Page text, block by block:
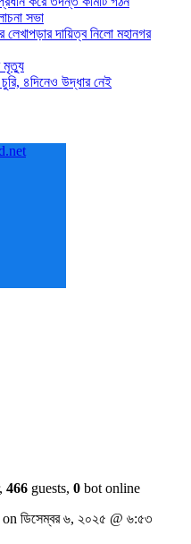
সভা
লেখাপড়ার দায়িত্ব নিলো মহানগর
মৃত্যু
৪দিনেও উদ্ধার নেই
466 guests, 0 bot online
on ডিসেম্বর ৬, ২০২৫ @ ৬:৫৩